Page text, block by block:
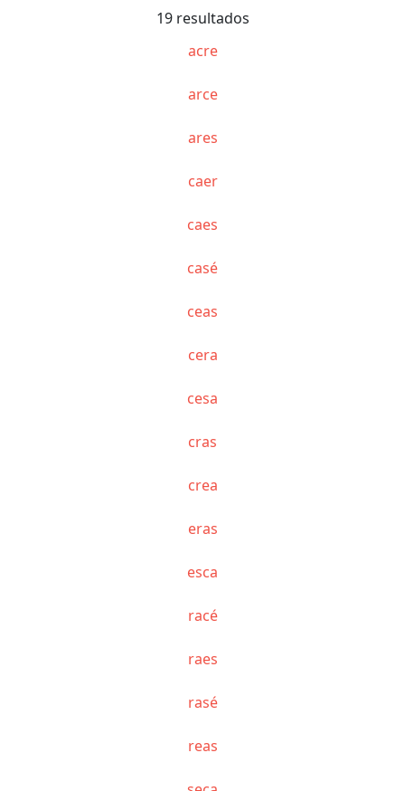
19 resultados
acre
arce
ares
caer
caes
casé
ceas
cera
cesa
cras
crea
eras
esca
racé
raes
rasé
reas